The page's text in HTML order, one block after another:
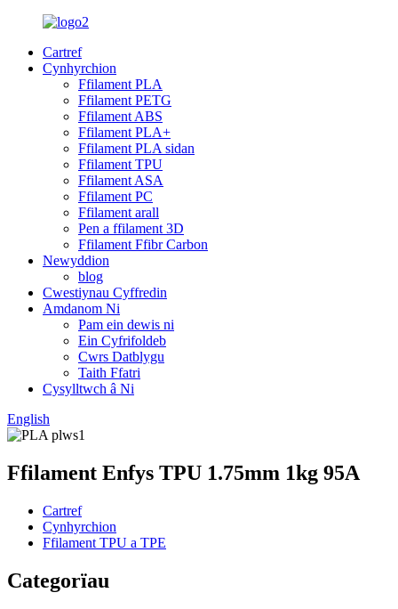
Cartref
Cynhyrchion
Ffilament PLA
Ffilament PETG
Ffilament ABS
Ffilament PLA+
Ffilament PLA sidan
Ffilament TPU
Ffilament ASA
Ffilament PC
Ffilament arall
Pen a ffilament 3D
Ffilament Ffibr Carbon
Newyddion
blog
Cwestiynau Cyffredin
Amdanom Ni
Pam ein dewis ni
Ein Cyfrifoldeb
Cwrs Datblygu
Taith Ffatri
Cysylltwch â Ni
English
Ffilament Enfys TPU 1.75mm 1kg 95A
Cartref
Cynhyrchion
Ffilament TPU a TPE
Categorïau